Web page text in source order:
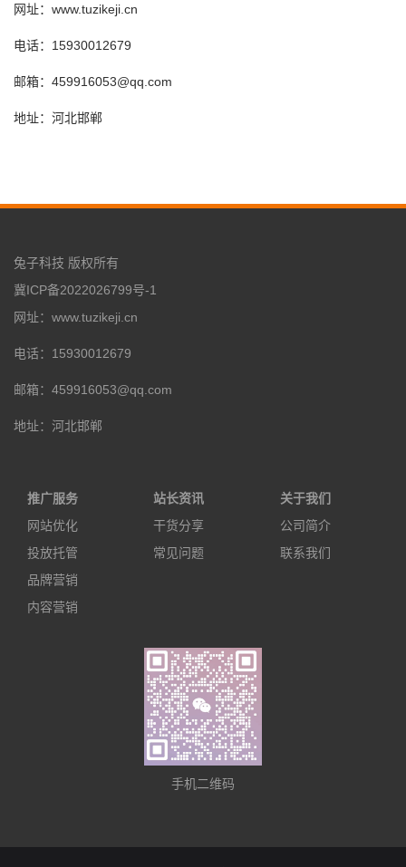
网址：www.tuzikeji.cn
电话：15930012679
邮箱：459916053@qq.com
地址：河北邯郸
兔子科技 版权所有
冀ICP备2022026799号-1
网址：www.tuzikeji.cn
电话：15930012679
邮箱：459916053@qq.com
地址：河北邯郸
推广服务
网站优化
投放托管
品牌营销
内容营销
站长资讯
干货分享
常见问题
关于我们
公司简介
联系我们
手机二维码